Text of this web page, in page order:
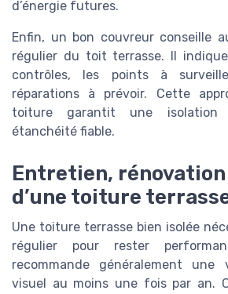
d’énergie futures.
Enfin, un bon couvreur conseille
régulier du toit terrasse. Il
contrôles, les points à
réparations à prévoir. Cette
toiture garantit une
étanchéité fiable.
Entretien,
d’une toiture
Une toiture terrasse bien isolée
régulier pour rester
recommande généralement
visuel au moins une fois par an.